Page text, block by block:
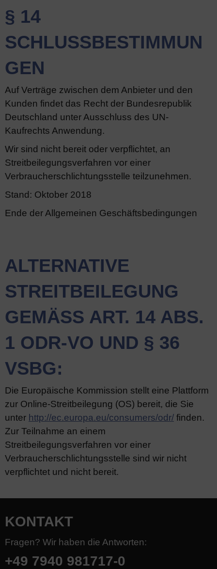
§ 14
SCHLUSSBESTIMMUN
GEN
Auf Verträge zwischen dem Anbieter und den
Kunden findet das Recht der Bundesrepublik
Deutschland unter Ausschluss des UN-
Kaufrechts Anwendung.
Wir sind nicht bereit oder verpflichtet, an
Streitbeilegungsverfahren vor einer
Verbraucherschlichtungsstelle teilzunehmen.
Stand: Oktober 2018
Ende der Allgemeinen Geschäftsbedingungen
ALTERNATIVE
STREITBEILEGUNG
GEMÄSS ART. 14 ABS. 1
ODR-VO UND § 36 V
SBG:
Die Europäische Kommission stellt eine Plattform
zur Online-Streitbeilegung (OS) bereit, die Sie
unter http://ec.europa.eu/consumers/odr/ finden.
Zur Teilnahme an einem
Streitbeilegungsverfahren vor einer
Verbraucherschlichtungsstelle sind wir nicht
verpflichtet und nicht bereit.
KONTAKT
Fragen? Wir haben die Antworten:
+49 7940 981717-0